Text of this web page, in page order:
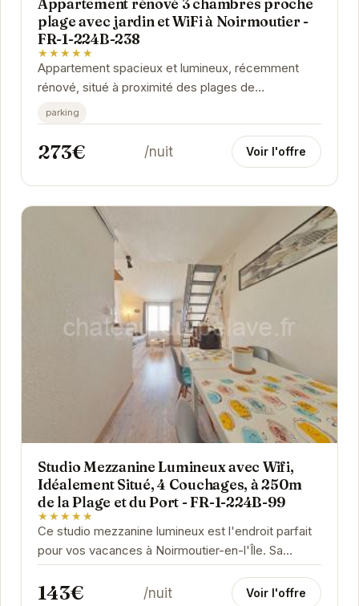
Appartement rénové 3 chambres proche
plage avec jardin et WiFi à Noirmoutier -
FR-1-224B-238
★★★★★
Appartement spacieux et lumineux, récemment
rénové, situé à proximité des plages de
Noirmoutier-en-l'Île. Dispose d'un jardin privatif et...
parking
273€ /nuit Voir l'offre
Studio Mezzanine Lumineux avec Wifi,
Idéalement Situé, 4 Couchages, à 250m
de la Plage et du Port - FR-1-224B-99
★★★★★
Ce studio mezzanine lumineux est l'endroit parfait
pour vos vacances à Noirmoutier-en-l'Île. Sa
proximité avec la plage et le port vous permettra...
143€ /nuit Voir l'offre